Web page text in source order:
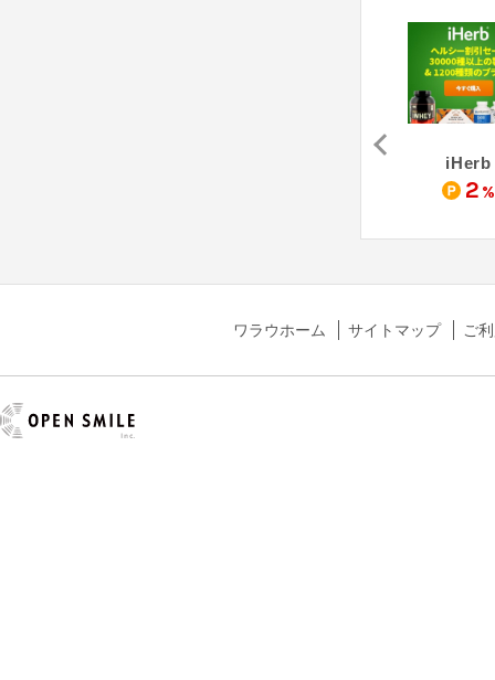
iHerb
2 %
ワラウホーム サイトマップ ご